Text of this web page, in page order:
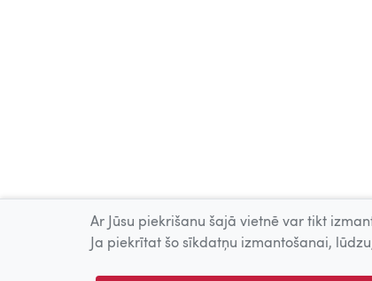
Ar Jūsu piekrišanu šajā vietnē var tikt
Ja piekrītat šo sīkdatņu izmantošanai,